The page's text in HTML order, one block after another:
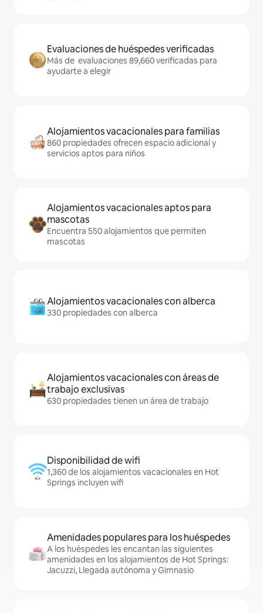
Evaluaciones de huéspedes verificadas
Más de evaluaciones 89,660 verificadas para
ayudarte a elegir
Alojamientos vacacionales para familias
860 propiedades ofrecen espacio adicional y
servicios aptos para niños
Alojamientos vacacionales aptos para
mascotas
Encuentra 550 alojamientos que permiten
mascotas
Alojamientos vacacionales con alberca
330 propiedades con alberca
Alojamientos vacacionales con áreas de
trabajo exclusivas
630 propiedades tienen un área de trabajo
Disponibilidad de wifi
1,360 de los alojamientos vacacionales en Hot
Springs incluyen wifi
Amenidades populares para los huéspedes
A los huéspedes les encantan las siguientes
amenidades en los alojamientos de Hot Springs:
Jacuzzi, Llegada autónoma y Gimnasio